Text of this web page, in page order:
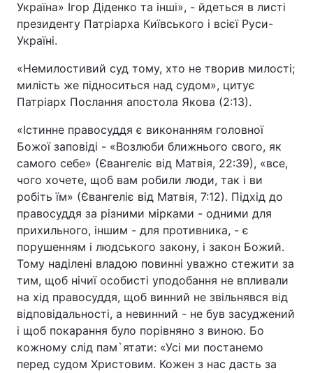
Україна» Ігор Діденко та інші», - йдеться в листі
президенту Патріарха Київського і всієї Руси-
Україні.
«Немилостивий суд тому, хто не творив милості;
милість же підноситься над судом», цитує
Патріарх Послання апостола Якова (2:13).
«Істинне правосуддя є виконанням головної
Божої заповіді - «Возлюби ближнього свого, як
самого себе» (Євангеліє від Матвія, 22:39), «все,
чого хочете, щоб вам робили люди, так і ви
робіть їм» (Євангеліє від Матвія, 7:12). Підхід до
правосуддя за різними мірками - одними для
прихильного, іншим - для противника, - є
порушенням і людського закону, і закон Божий.
Тому наділені владою повинні уважно стежити за
тим, щоб нічиї особисті уподобання не впливали
на хід правосуддя, щоб винний не звільнявся від
відповідальності, а невинний - не був засуджений
і щоб покарання було порівняно з виною. Бо
кожному слід пам`ятати: «Усі ми постанемо
перед судом Христовим. Кожен з нас дасть за